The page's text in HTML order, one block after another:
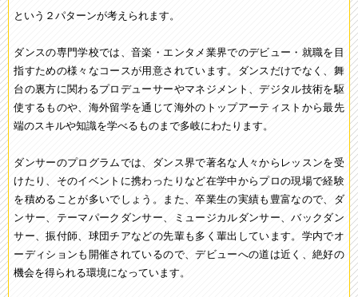
という２パターンが考えられます。
ダンスの専門学校では、音楽・エンタメ業界でのデビュー・就職を目
指すための様々なコースが用意されています。ダンスだけでなく、舞
台の裏方に関わるプロデューサーやマネジメント、デジタル技術を駆
使するものや、海外留学を通じて海外のトップアーティストから最先
端のスキルや知識を学べるものまで多岐にわたります。
ダンサーのプログラムでは、ダンス界で著名な人々からレッスンを受
けたり、そのイベントに携わったりなど在学中からプロの現場で経験
を積めることが多いでしょう。また、卒業生の実績も豊富なので、ダ
ンサー、テーマパークダンサー、ミュージカルダンサー、バックダン
サー、振付師、球団チアなどの先輩も多く輩出しています。学内でオ
ーディションも開催されているので、デビューへの道は近く、絶好の
機会を得られる環境になっています。